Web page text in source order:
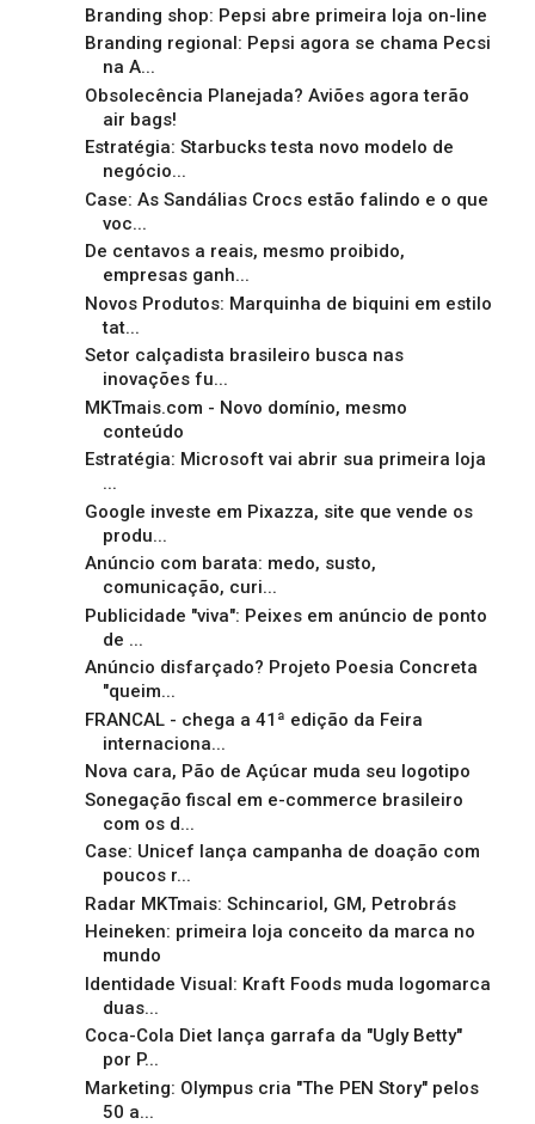
Branding shop: Pepsi abre primeira loja on-line
Branding regional: Pepsi agora se chama Pecsi
na A...
Obsolecência Planejada? Aviões agora terão
air bags!
Estratégia: Starbucks testa novo modelo de
negócio...
Case: As Sandálias Crocs estão falindo e o que
voc...
De centavos a reais, mesmo proibido,
empresas ganh...
Novos Produtos: Marquinha de biquini em estilo
tat...
Setor calçadista brasileiro busca nas
inovações fu...
MKTmais.com - Novo domínio, mesmo
conteúdo
Estratégia: Microsoft vai abrir sua primeira loja
...
Google investe em Pixazza, site que vende os
produ...
Anúncio com barata: medo, susto,
comunicação, curi...
Publicidade "viva": Peixes em anúncio de ponto
de ...
Anúncio disfarçado? Projeto Poesia Concreta
"queim...
FRANCAL - chega a 41ª edição da Feira
internaciona...
Nova cara, Pão de Açúcar muda seu logotipo
Sonegação fiscal em e-commerce brasileiro
com os d...
Case: Unicef lança campanha de doação com
poucos r...
Radar MKTmais: Schincariol, GM, Petrobrás
Heineken: primeira loja conceito da marca no
mundo
Identidade Visual: Kraft Foods muda logomarca
duas...
Coca-Cola Diet lança garrafa da "Ugly Betty"
por P...
Marketing: Olympus cria "The PEN Story" pelos
50 a...